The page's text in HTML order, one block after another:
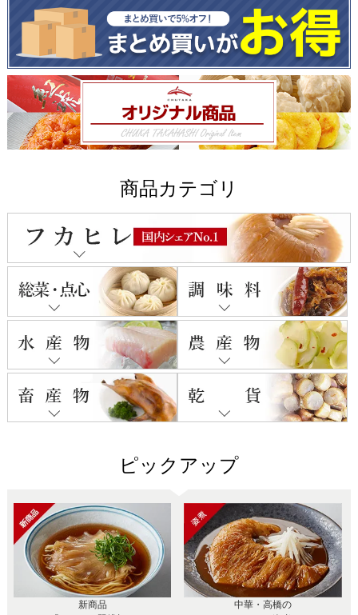
商品カテゴリ
ピックアップ
新商品
中華・高橋の